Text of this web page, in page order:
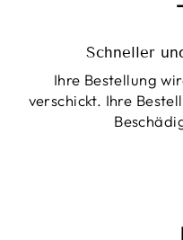
Schneller
Ihre Bestellung
verschickt. Ihre